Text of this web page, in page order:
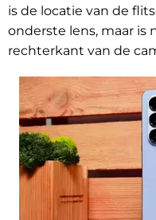
is de locatie van de
onderste lens, maar is
rechterkant van de